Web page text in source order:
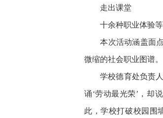
走出课堂
十余种职业体验等
本次活动涵盖面点
微缩的社会职业图谱。
学校德育处负责人
诵‘劳动最光荣’，却
此，学校打破校园围